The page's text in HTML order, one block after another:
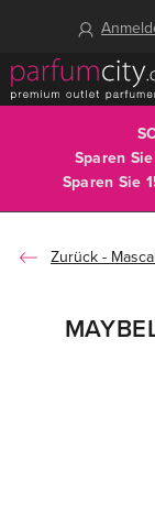
Sparen
Sparen Sie